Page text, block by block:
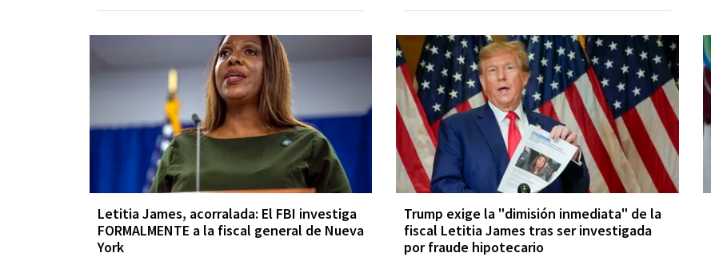
Letitia James, acorralada: El FBI investiga
FORMALMENTE a la fiscal general de Nueva
York
Trump exige la "dimisión inmediata" de la
fiscal Letitia James tras ser investigada
por fraude hipotecario